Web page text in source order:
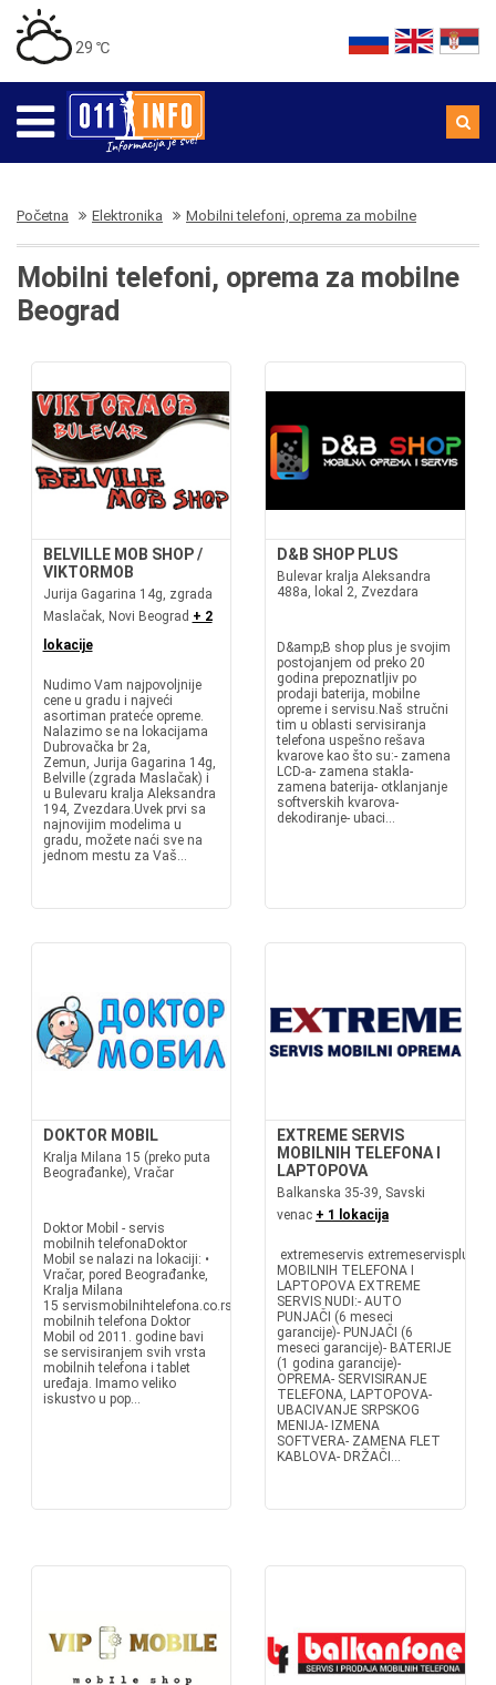
29 ℃
Početna Elektronika Mobilni telefoni, oprema za mobilne
Mobilni telefoni, oprema za mobilne
Beograd
BELVILLE MOB SHOP /
VIKTORMOB
Jurija Gagarina 14g, zgrada
Maslačak, Novi Beograd + 2
lokacije
Nudimo Vam najpovoljnije
cene u gradu i najveći
asortiman prateće opreme.
Nalazimo se na lokacijama
Dubrovačka br 2a,
Zemun, Jurija Gagarina 14g,
Belville (zgrada Maslačak) i
u Bulevaru kralja Aleksandra
194, Zvezdara.Uvek prvi sa
najnovijim modelima u
gradu, možete naći sve na
jednom mestu za Vaš...
D&B SHOP PLUS
Bulevar kralja Aleksandra
488a, lokal 2, Zvezdara
D&amp;B shop plus je svojim
postojanjem od preko 20
godina prepoznatljiv po
prodaji baterija, mobilne
opreme i servisu.Naš stručni
tim u oblasti servisiranja
telefona uspešno rešava
kvarove kao što su:- zamena
LCD-a- zamena stakla-
zamena baterija- otklanjanje
softverskih kvarova-
dekodiranje- ubaci...
DOKTOR MOBIL
Kralja Milana 15 (preko puta
Beograđanke), Vračar
Doktor Mobil - servis
mobilnih telefonaDoktor
Mobil se nalazi na lokaciji: •
Vračar, pored Beograđanke,
Кralja Milana
15 servismobilnihtelefona.co.rsServis
mobilnih telefona Doktor
Mobil od 2011. godine bavi
se servisiranjem svih vrsta
mobilnih telefona i tablet
uređaja. Imamo veliko
iskustvo u pop...
EXTREME SERVIS
MOBILNIH TELEFONA I
LAPTOPOVA
Balkanska 35-39, Savski
venac + 1 lokacija
extremeservis
MOBILNIH TELEFONA I
LAPTOPOVA EXTREME
SERVIS NUDI:- AUTO
PUNJAČI (6 meseci
garancije)- PUNJAČI (6
meseci garancije)- BATERIJE
(1 godina garancije)-
OPREMA- SERVISIRANJE
TELEFONA, LAPTOPOVA-
UBACIVANJE SRPSKOG
MENIJA- IZMENA
SOFTVERA- ZAMENA FLET
KABLOVA- DRŽAČI...